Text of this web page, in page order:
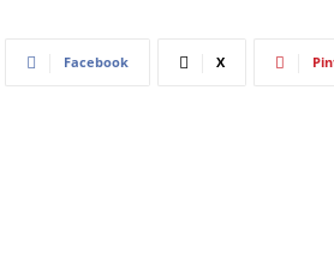
Facebook X